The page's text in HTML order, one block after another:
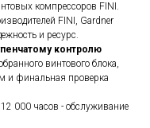
компрессоров FINI.
FINI, Gardner
и ресурс.
контролю
винтового блока,
и финальная проверка
000 часов - обслуживание